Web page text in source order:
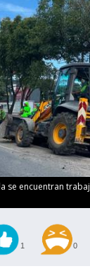
se encuentran
1 0